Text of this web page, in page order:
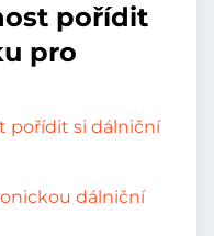
pořídit
pro
pořídit si dálniční
dálniční